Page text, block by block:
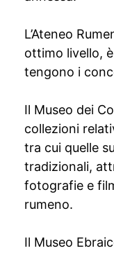
L’Ateneo
ottimo livello,
tengono i
Il Museo dei
collezioni
tra cui quelle
tradizionali,
fotografie e
rumeno.
Il Museo